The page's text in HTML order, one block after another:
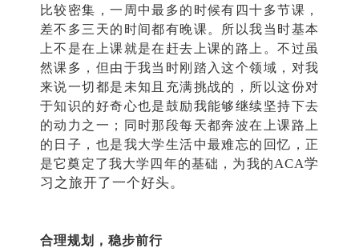
比较密集，一周中最多的时候有四十多节课，
差不多三天的时间都有晚课。所以我当时基本
上不是在上课就是在赶去上课的路上。不过虽
然课多，但由于我当时刚踏入这个领域，对我
来说一切都是未知且充满挑战的，所以这份对
于知识的好奇心也是鼓励我能够继续坚持下去
的动力之一；同时那段每天都奔波在上课路上
的日子，也是我大学生活中最难忘的回忆，正
是它奠定了我大学四年的基础，为我的ACA学
习之旅开了一个好头。
合理规划，稳步前行